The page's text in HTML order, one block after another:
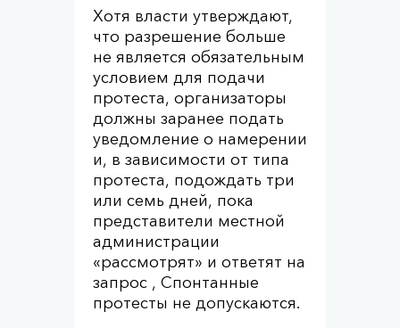
Хотя власти утверждают,
что разрешение больше
не является обязательным
условием для подачи
протеста, организаторы
должны заранее подать
уведомление о намерении
и, в зависимости от типа
протеста, подождать три
или семь дней, пока
представители местной
администрации
«рассмотрят» и ответят на
запрос , Спонтанные
протесты не допускаются.